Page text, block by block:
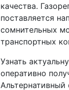
качества.
поставляется
сомнительных
транспортных
Узнать
оперативно
Альтернативный